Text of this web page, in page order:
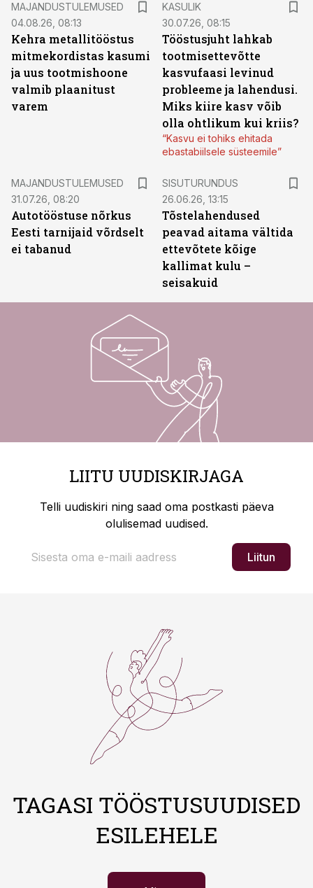
MAJANDUSTULEMUSED
04.08.26, 08:13
Kehra metallitööstus
mitmekordistas kasumi
ja uus tootmishoone
valmib plaanitust
varem
KASULIK
30.07.26, 08:15
Tööstusjuht lahkab
tootmisettevõtte
kasvufaasi levinud
probleeme ja lahendusi.
Miks kiire kasv võib
olla ohtlikum kui kriis?
“Kasvu ei tohiks ehitada
ebastabiilsele süsteemile”
MAJANDUSTULEMUSED
31.07.26, 08:20
Autotööstuse nõrkus
Eesti tarnijaid võrdselt
ei tabanud
SISUTURUNDUS
26.06.26, 13:15
Tõstelahendused
peavad aitama vältida
ettevõtete kõige
kallimat kulu –
seisakuid
LIITU UUDISKIRJAGA
Telli uudiskiri ning saad oma postkasti päeva
olulisemad uudised.
Liitun
TAGASI TÖÖSTUSUUDISED
ESILEHELE